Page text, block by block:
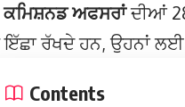
ਕਮਿਸ਼ਨਡ ਅਫਸਰਾਂਦੀਆਂ
ਇੱਛਾ ਰੱਖਦੇ ਹਨ, ਉਹਨਾਂ
Contents